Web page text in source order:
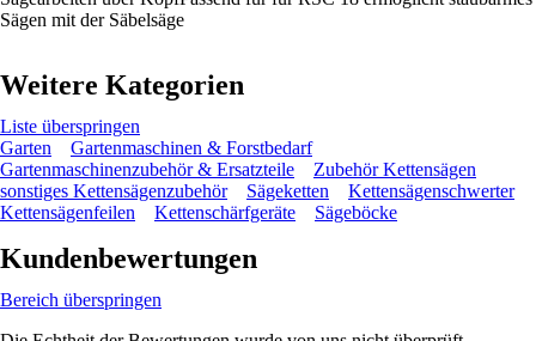
Sägen mit der Säbelsäge
Weitere Kategorien
Liste überspringen
Garten
Gartenmaschinen & Forstbedarf
Gartenmaschinenzubehör & Ersatzteile
Zubehör Kettensägen
sonstiges Kettensägenzubehör
Sägeketten
Kettensägenschwerter
Kettensägenfeilen
Kettenschärfgeräte Sägeböcke
Kundenbewertungen
Bereich überspringen